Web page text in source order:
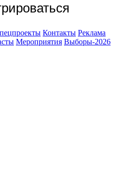
Контакты Реклама
Мероприятия Выборы-2026